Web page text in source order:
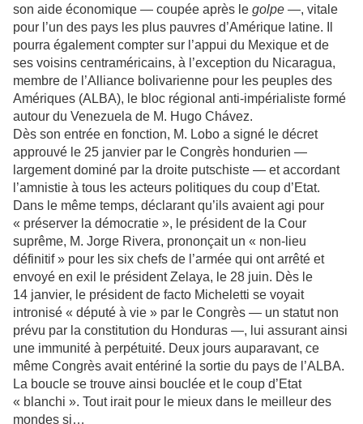
son aide économique — coupée après le golpe —, vitale
pour l’un des pays les plus pauvres d’Amérique latine. Il
pourra également compter sur l’appui du Mexique et de
ses voisins centraméricains, à l’exception du Nicaragua,
membre de l’Alliance bolivarienne pour les peuples des
Amériques (ALBA), le bloc régional anti-impérialiste formé
autour du Venezuela de M. Hugo Chávez.
Dès son entrée en fonction, M. Lobo a signé le décret
approuvé le 25 janvier par le Congrès hondurien —
largement dominé par la droite putschiste — et accordant
l’amnistie à tous les acteurs politiques du coup d’Etat.
Dans le même temps, déclarant qu’ils avaient agi pour
« préserver la démocratie », le président de la Cour
suprême, M. Jorge Rivera, prononçait un « non-lieu
définitif » pour les six chefs de l’armée qui ont arrêté et
envoyé en exil le président Zelaya, le 28 juin. Dès le
14 janvier, le président de facto Micheletti se voyait
intronisé « député à vie » par le Congrès — un statut non
prévu par la constitution du Honduras —, lui assurant ainsi
une immunité à perpétuité. Deux jours auparavant, ce
même Congrès avait entériné la sortie du pays de l’ALBA.
La boucle se trouve ainsi bouclée et le coup d’Etat
« blanchi ». Tout irait pour le mieux dans le meilleur des
mondes si…